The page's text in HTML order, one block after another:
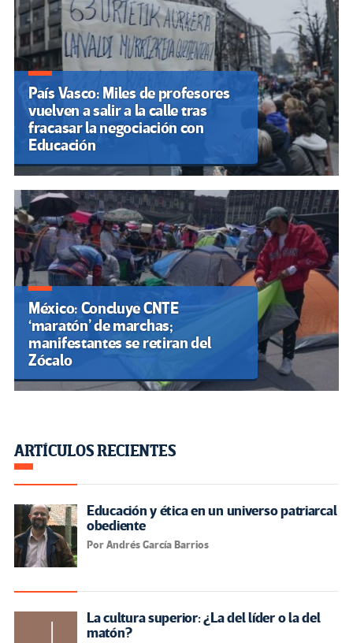
País Vasco: Miles de profesores
vuelven a salir a la calle tras
fracasar la negociación con
Educación
México: Concluye CNTE
‘maratón’ de marchas;
manifestantes se retiran del
Zócalo
ARTÍCULOS RECIENTES
Educación y ética en un universo patriarcal
obediente
Por Andrés García Barrios
La cultura superior: ¿La del líder o la del
matón?